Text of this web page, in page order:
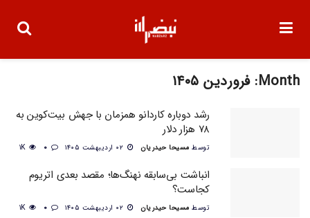
Month: فروردین ۱۴۰۵
رشد دوباره کاردانو همزمان با جهش بیت‌کوین به
۷۸ هزار دلار
توسط مسیحا حیدریان 1K
انباشت بی‌سابقه نهنگ‌ها؛ مقصد بعدی اتریوم
کجاست؟
توسط مسیحا حیدریان 1K